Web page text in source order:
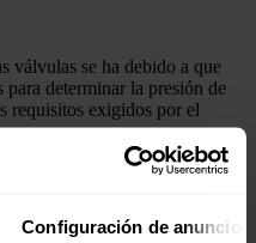
Configuración de anuncios
válvulas se ha debido a que
determinar la presión de
requisitos exigidos por el